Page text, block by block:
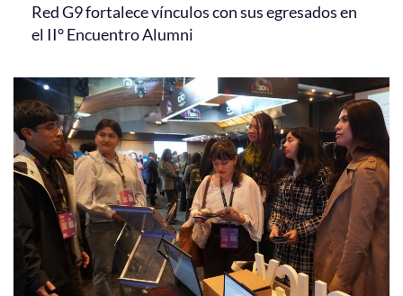
Red G9 fortalece vínculos con sus egresados en
el II° Encuentro Alumni